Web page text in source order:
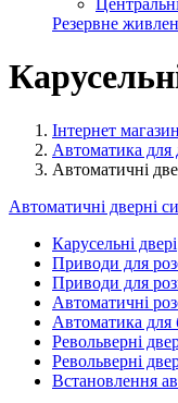
Резервне
Інтернет магазин
Автоматика для
Автоматичні
Автоматичні дверні
Карусельні двері
Приводи для
Приводи для
Автоматичні
Автоматика для
Револьверні
Револьверні
Встановлення